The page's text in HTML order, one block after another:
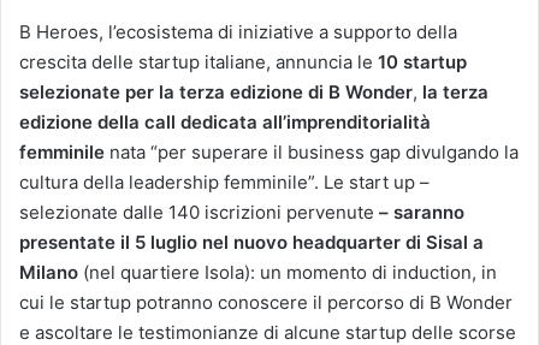
B Heroes, l’ecosistema di iniziative a supporto della
crescita delle startup italiane, annuncia le 10 startup
selezionate per la terza edizione di B Wonder, la terza
edizione della call dedicata all’imprenditorialità
femminile nata “per superare il business gap divulgando la
cultura della leadership femminile”. Le start up –
selezionate dalle 140 iscrizioni pervenute – saranno
presentate il 5 luglio nel nuovo headquarter di Sisal a
Milano (nel quartiere Isola): un momento di induction, in
cui le startup potranno conoscere il percorso di B Wonder
e ascoltare le testimonianze di alcune startup delle scorse